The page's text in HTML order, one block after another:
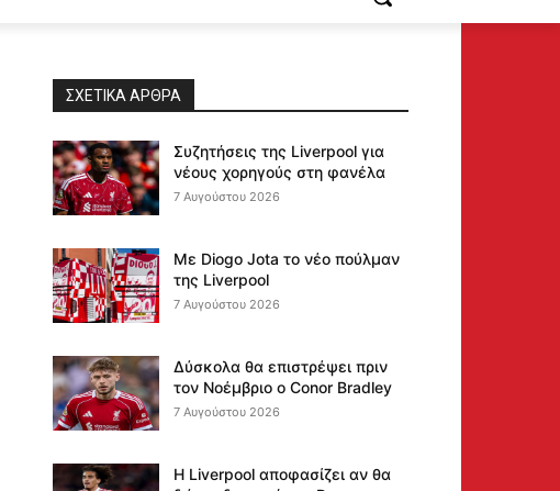
ΣΧΕΤΙΚΆ ΆΡΘΡΑ
Συζητήσεις της Liverpool για
νέους χορηγούς στη φανέλα
7 Αυγούστου 2026
Με Diogo Jota το νέο πούλμαν
της Liverpool
7 Αυγούστου 2026
Δύσκολα θα επιστρέψει πριν
τον Νοέμβριο ο Conor Bradley
7 Αυγούστου 2026
Η Liverpool αποφασίζει αν θα